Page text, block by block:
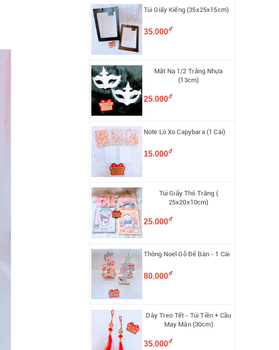
Túi Giấy Kiếng (35x25x15cm)
35.000đ
Mặt Nạ 1/2 Trắng Nhựa
(13cm)
25.000đ
Note Lò Xo Capybara (1 Cái)
15.000đ
Túi Giấy Thỏ Trắng (
25x20x10cm)
25.000đ
Thông Noel Gỗ Để Bàn - 1 Cái
80.000đ
Dây Treo Tết - Túi Tiền + Cầu
May Mắn (30cm)
35.000đ